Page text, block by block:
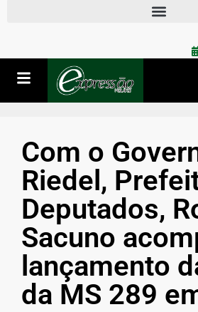
Com o
Riedel,
Deputados,
Sacuno
lançamento
da MS 289